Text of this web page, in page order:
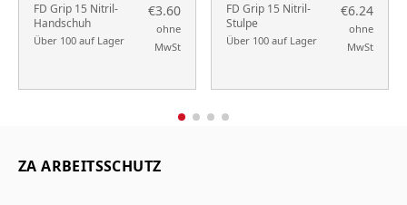
FD Grip 15 Nitril-
Handschuh
Über 100 auf Lager
€3.60
ohne
MwSt
FD Grip 15 Nitril-
Stulpe
Über 100 auf Lager
€6.24
ohne
MwSt
ZA ARBEITSSCHUTZ